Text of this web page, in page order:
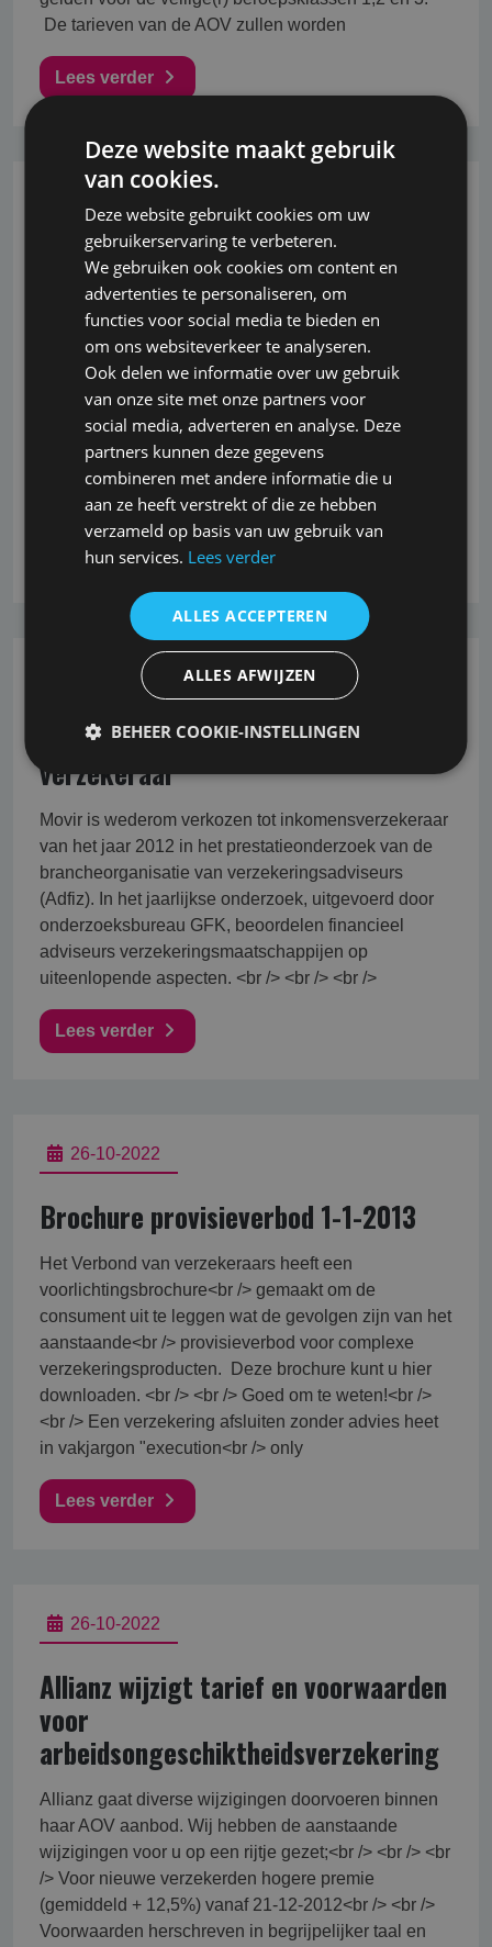
De tarieven van de AOV zullen worden
Lees verder
Ook moeder ASR verhoogd tarieven
individuele AOV verzekering
Twee weken na de aankondiging van De
Amersfoortse ontvingen wij vandaag bericht dat ook
moeder ASR de nodige aanpassingen gaat
doorvoeren voor bestaande AOV verzekeringen;<br
/> Ook ASR gaat verzekerden een verhoogde
eindleeftijd aanbieden van 66 of 67 jaar afhankelijk
van de geboortedatum van verzekerde. <br /> ASR
Lees verder
26-10-2022
Movir wederom beste AOV
verzekeraar
Movir is wederom verkozen tot inkomensverzekeraar
van het jaar 2012 in het prestatieonderzoek van de
brancheorganisatie van verzekeringsadviseurs
(Adfiz). In het jaarlijkse onderzoek, uitgevoerd door
onderzoeksbureau GFK, beoordelen financieel
adviseurs verzekeringsmaatschappijen op
uiteenlopende aspecten. <br /> <br /> <br />
Lees verder
26-10-2022
Brochure provisieverbod 1-1-2013
Het Verbond van verzekeraars heeft een
voorlichtingsbrochure<br /> gemaakt om de
consument uit te leggen wat de gevolgen zijn van het
aanstaande<br /> provisieverbod voor complexe
verzekeringsproducten. Deze brochure kunt u hier
downloaden. <br /> <br /> Goed om te weten!<br />
<br /> Een verzekering afsluiten zonder advies heet
in vakjargon "execution<br /> only
Lees verder
26-10-2022
Allianz wijzigt tarief en voorwaarden
voor
arbeidsongeschiktheidsverzekering
Allianz gaat diverse wijzigingen doorvoeren binnen
haar AOV aanbod. Wij hebben de aanstaande
wijzigingen voor u op een rijtje gezet;<br /> <br /> <br
/> Voor nieuwe verzekerden hogere premie
(gemiddeld + 12,5%) vanaf 21-12-2012<br /> <br />
Voorwaarden herschreven in begrijpelijker taal en
Deze website maakt gebruik
van cookies.
Deze website gebruikt cookies om uw
gebruikerservaring te verbeteren.
We gebruiken ook cookies om content en
advertenties te personaliseren, om
functies voor social media te bieden en
om ons websiteverkeer te analyseren.
Ook delen we informatie over uw gebruik
van onze site met onze partners voor
social media, adverteren en analyse. Deze
partners kunnen deze gegevens
combineren met andere informatie die u
aan ze heeft verstrekt of die ze hebben
verzameld op basis van uw gebruik van
hun services. Lees verder
ALLES ACCEPTEREN
ALLES AFWIJZEN
BEHEER COOKIE-INSTELLINGEN